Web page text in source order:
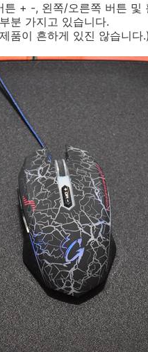
튼 + -, 왼쪽/오른쪽 버튼
분 가지고 있습니다.
품이 흔하게 있진 않습니다.)